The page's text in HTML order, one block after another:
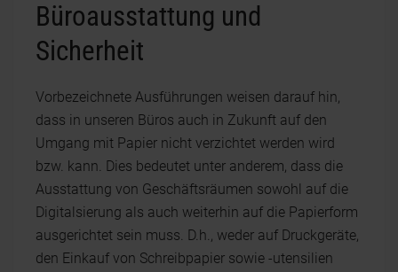
Büroausstattung und
Sicherheit
Vorbezeichnete Ausführungen weisen darauf hin,
dass in unseren Büros auch in Zukunft auf den
Umgang mit Papier nicht verzichtet werden wird
bzw. kann. Dies bedeutet unter anderem, dass die
Ausstattung von Geschäftsräumen sowohl auf die
Digitalsierung als auch weiterhin auf die Papierform
ausgerichtet sein muss. D.h., weder auf Druckgeräte,
den Einkauf von Schreibpapier sowie -utensilien